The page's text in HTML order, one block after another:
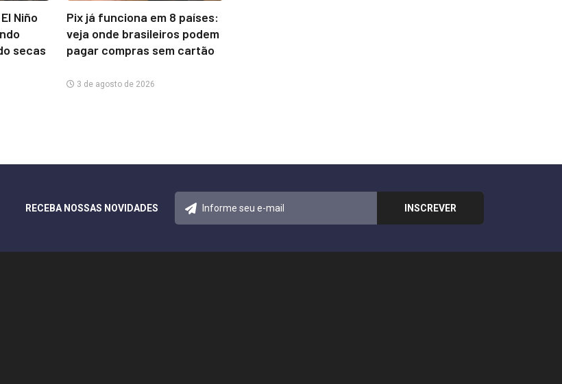
Niño
secas
Pix já funciona em 8 países:
veja onde brasileiros podem
pagar compras sem cartão
3 de agosto de 2026
RECEBA NOSSAS NOVIDADES